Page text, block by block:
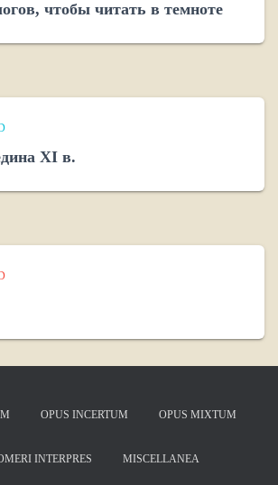
чтобы читать в темноте
XI в.
OPUS INCERTUM OPUS MIXTUM
INTERPRES MISCELLANEA